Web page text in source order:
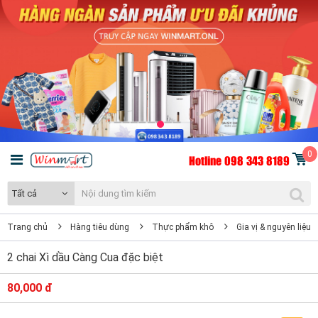
Hotline 098 343 8189 0
Tất cả
Trang chủ Hàng tiêu dùng Thực phẩm khô Gia vị & nguyên liệu
2 chai Xì dầu Càng Cua đặc biệt
80,000 đ